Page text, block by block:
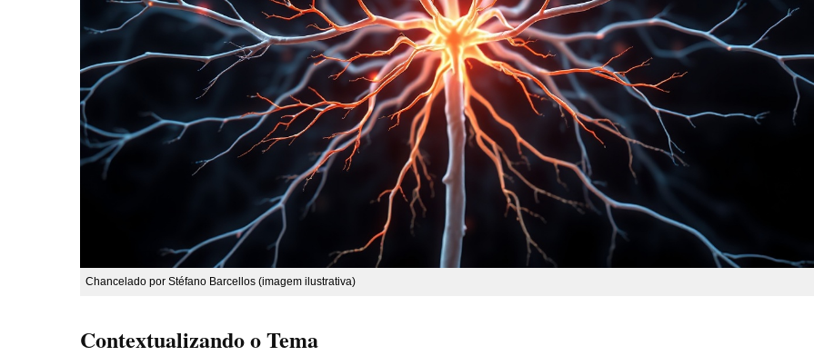
Chancelado por Stéfano Barcellos (imagem ilustrativa)
Contextualizando o Tema